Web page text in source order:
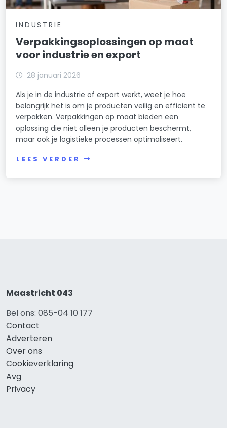
INDUSTRIE
Verpakkingsoplossingen op maat
voor industrie en export
28 januari 2026
Als je in de industrie of export werkt, weet je hoe
belangrijk het is om je producten veilig en efficiënt te
verpakken. Verpakkingen op maat bieden een
oplossing die niet alleen je producten beschermt,
maar ook je logistieke processen optimaliseert.
LEES VERDER
Maastricht 043
Bel ons: 085-04 10 177
Contact
Adverteren
Over ons
Cookieverklaring
Avg
Privacy